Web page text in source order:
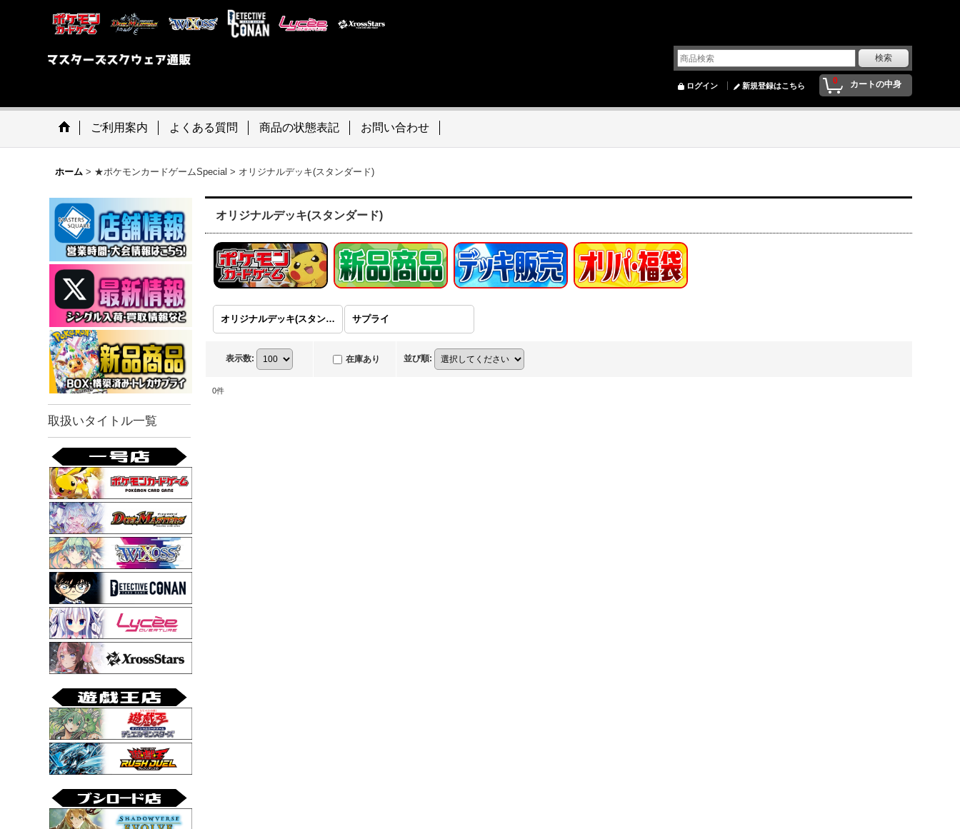
0 カートの中身
ログイン 新規登録はこちら
ご利用案内 よくある質問 商品の状態表記 お問い合わせ
ホーム > ★ポケモンカードゲームSpecial > オリジナルデッキ(スタンダード)
取扱いタイトル一覧
オリジナルデッキ(スタンダード)
オリジナルデッキ(スタンダード) サプライ
表示数: 在庫あり 並び順:
0件